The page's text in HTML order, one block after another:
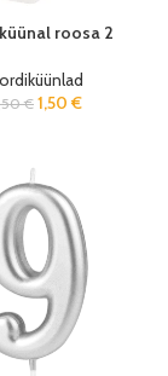
roosa 2
€ 1,50 €